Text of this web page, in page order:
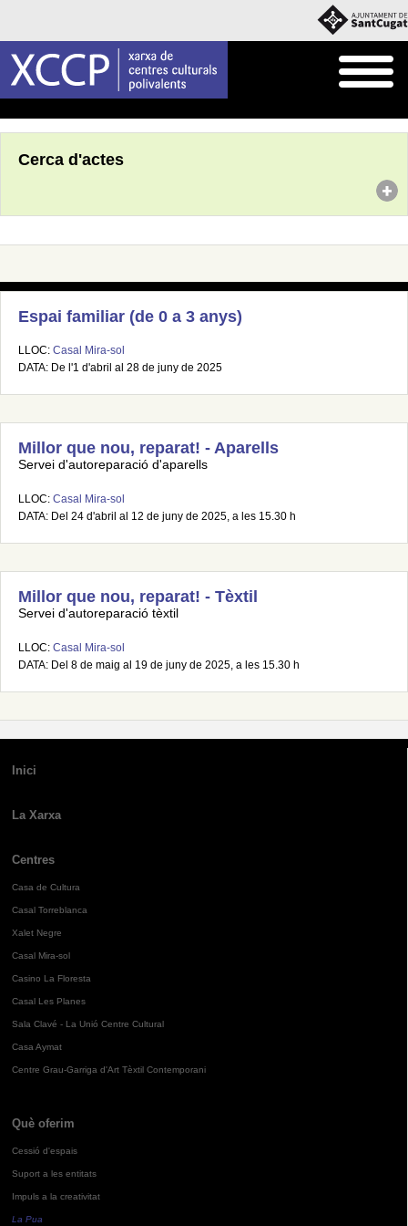
Cerca d'actes
Espai familiar (de 0 a 3 anys)
LLOC: Casal Mira-sol
DATA: De l'1 d'abril al 28 de juny de 2025
Millor que nou, reparat! - Aparells
Servei d'autoreparació d'aparells
LLOC: Casal Mira-sol
DATA: Del 24 d'abril al 12 de juny de 2025, a les 15.30 h
Millor que nou, reparat! - Tèxtil
Servei d'autoreparació tèxtil
LLOC: Casal Mira-sol
DATA: Del 8 de maig al 19 de juny de 2025, a les 15.30 h
Inici
La Xarxa
Centres
Casa de Cultura
Casal Torreblanca
Xalet Negre
Casal Mira-sol
Casino La Floresta
Casal Les Planes
Sala Clavé - La Unió Centre Cultural
Casa Aymat
Centre Grau-Garriga d'Art Tèxtil Contemporani
Què oferim
Cessió d'espais
Suport a les entitats
Impuls a la creativitat
La Pua